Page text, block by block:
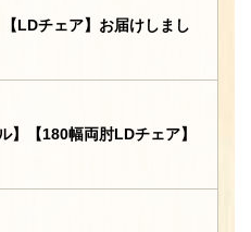
LDチェア】お届けしまし
】【180幅両肘LDチェア】